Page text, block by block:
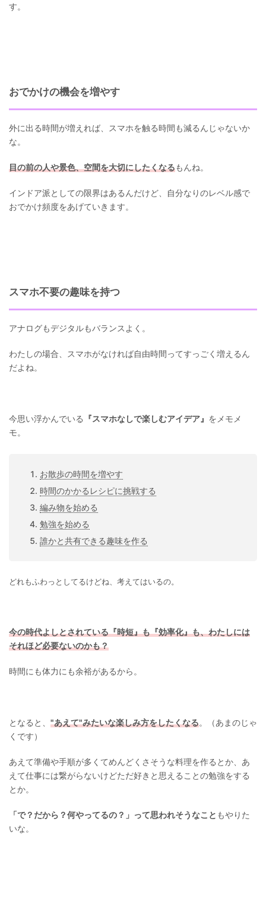
す。
おでかけの機会を増やす
外に出る時間が増えれば、スマホを触る時間も減るんじゃないか
な。
目の前の人や景色、空間を大切にしたくなるもんね。
インドア派としての限界はあるんだけど、自分なりのレベル感で
おでかけ頻度をあげていきます。
スマホ不要の趣味を持つ
アナログもデジタルもバランスよく。
わたしの場合、スマホがなければ自由時間ってすっごく増えるん
だよね。
今思い浮かんでいる 『スマホなしで楽しむアイデア』 をメモメ
モ。
お散歩の時間を増やす
時間のかかるレシピに挑戦する
編み物を始める
勉強を始める
誰かと共有できる趣味を作る
どれもふわっとしてるけどね、考えてはいるの。
今の時代よしとされている『時短』も『効率化』も、わたしには
それほど必要ないのかも？
時間にも体力にも余裕があるから。
となると、 "あえて"みたいな楽しみ方をしたくなる。（あまのじゃ
くです）
あえて準備や手順が多くてめんどくさそうな料理を作るとか、あ
えて仕事には繋がらないけどただ好きと思えることの勉強をする
とか。
「で？だから？何やってるの？」って思われそうなこと もやりた
いな。